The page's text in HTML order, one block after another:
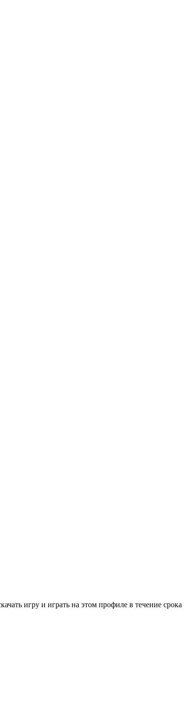
игру и играть на этом профиле в течение срока